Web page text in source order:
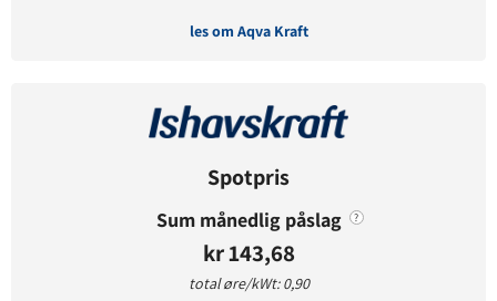
les om Aqva Kraft
Timespot
Tilbud gyldig for: nye kunder
e-post
Spotpris
Sum månedlig påslag ?
kr 143,68
total øre/kWt: 0,90